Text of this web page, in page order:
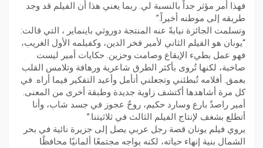
فهذا أمر مؤثر جداً بالنسبة لي. ربما يعني هذا أن الفيلم قد وجد
طريقه إلى موطنه أخيراً.”
وتسلمت الجائزة نيابةً عنه المنتجة دوروثي باينماير ، التي قالت:
“يونان هو الفيلم الثاني لأمير فخر الدين، وكفيلمه الأول الغريب،
فهو عمل بطيء الإيقاع وصامت وحزين. حكايات أمير ليست
صاخبة، لكنها تُروى بأكثر الطرق شاعرية ورهافة وتلامس القلب
بعمق. أفلامه تُبطئني وتجعلني أتأمل وأعيد التفكير فيما أراه. في
كل مرة أشاهدها أكتشف زاوية جديدة وطبقة أخرى من المعنى.
أمير راصدٌ بارع وسارد حكيم، روحٌ عجوز في جسد شاب، وأنا
أتطلع بشغف لإنتاج الفيلم الثالث في ثلاثيتنا.”
يروي فيلم يونان قصة رجل عربي يصل إلى جزيرة نائية في بحر
الشمال بنية إنهاء حياته، لكنه يواجه مجتمعًا ألمانيًا محافظًا